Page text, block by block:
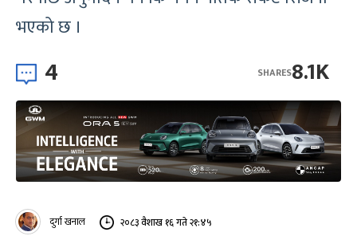
भएको छ ।
4 8.1K
SHARES
दुर्गा खनाल २०८३ वैशाख १६ गते २१:४५